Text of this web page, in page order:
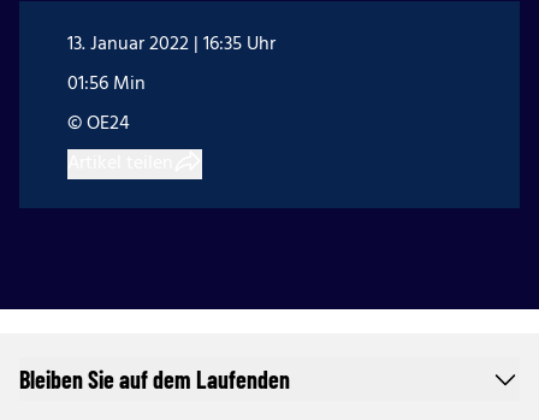
13. Januar 2022 | 16:35 Uhr
01:56 Min
© OE24
Bleiben Sie auf dem Laufenden